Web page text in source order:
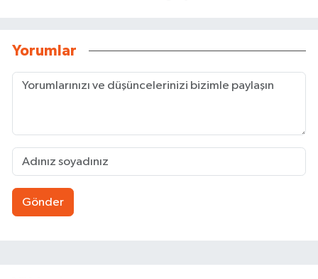
Yorumlar
Gönder